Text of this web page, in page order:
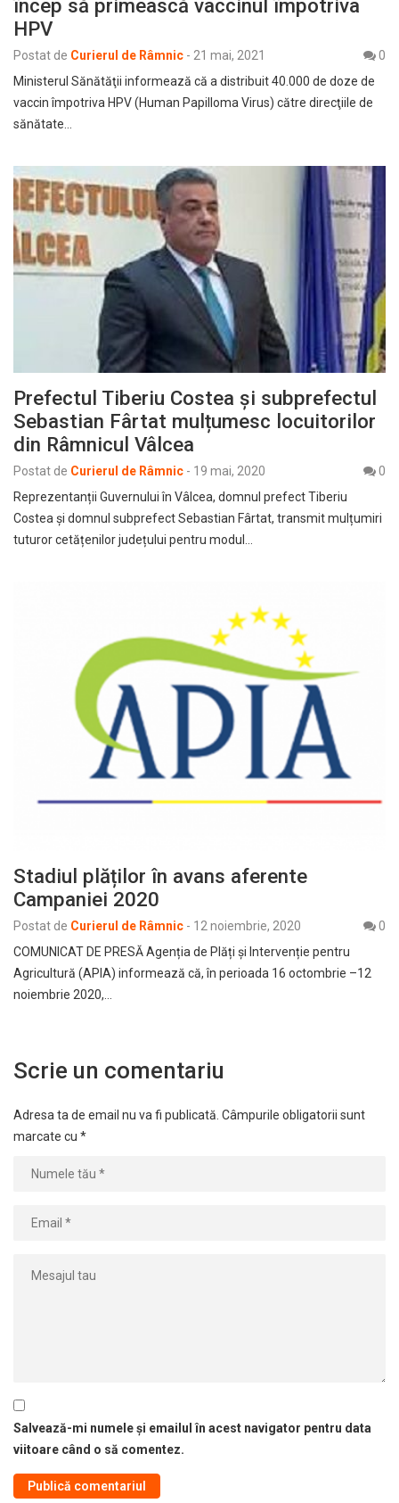
încep să primească vaccinul împotriva
HPV
Postat de Curierul de Râmnic - 21 mai, 2021
0
Ministerul Sănătăţii informează că a distribuit 40.000 de doze de
vaccin împotriva HPV (Human Papilloma Virus) către direcţiile de
sănătate…
Prefectul Tiberiu Costea și subprefectul
Sebastian Fârtat mulțumesc locuitorilor
din Râmnicul Vâlcea
Postat de Curierul de Râmnic - 19 mai, 2020
0
Reprezentanții Guvernului în Vâlcea, domnul prefect Tiberiu
Costea și domnul subprefect Sebastian Fârtat, transmit mulțumiri
tuturor cetățenilor județului pentru modul…
Stadiul plăților în avans aferente
Campaniei 2020
Postat de Curierul de Râmnic - 12 noiembrie, 2020
0
COMUNICAT DE PRESĂ Agenția de Plăți şi Intervenție pentru
Agricultură (APIA) informează că, în perioada 16 octombrie –12
noiembrie 2020,…
Scrie un comentariu
Adresa ta de email nu va fi publicată. Câmpurile obligatorii sunt
marcate cu *
Salvează-mi numele și emailul în acest navigator pentru data
viitoare când o să comentez.